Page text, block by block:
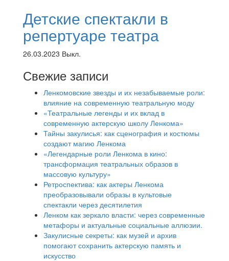
Детские спектакли в
репертуаре театра
26.03.2023 Выкл.
Свежие записи
Ленкомовские звезды и их незабываемые роли:
влияние на современную театральную моду
«Театральные легенды и их вклад в
современную актерскую школу Ленкома»
Тайны закулисья: как сценография и костюмы
создают магию Ленкома
«Легендарные роли Ленкома в кино:
трансформация театральных образов в
массовую культуру»
Ретроспектива: как актеры Ленкома
преобразовывали образы в культовые
спектакли через десятилетия
Ленком как зеркало власти: через современные
метафоры и актуальные социальные аллюзии.
Закулисные секреты: как музей и архив
помогают сохранить актерскую память и
искусство